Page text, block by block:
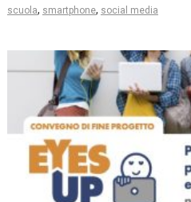
scuola, smartphone, social media